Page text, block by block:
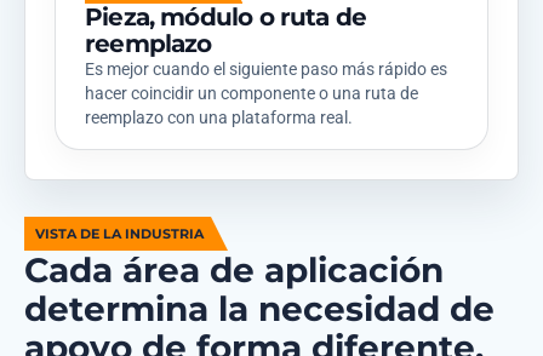
Pieza, módulo o ruta de
reemplazo
Es mejor cuando el siguiente paso más rápido es
hacer coincidir un componente o una ruta de
reemplazo con una plataforma real.
VISTA DE LA INDUSTRIA
Cada área de aplicación
determina la necesidad de
apoyo de forma diferente.